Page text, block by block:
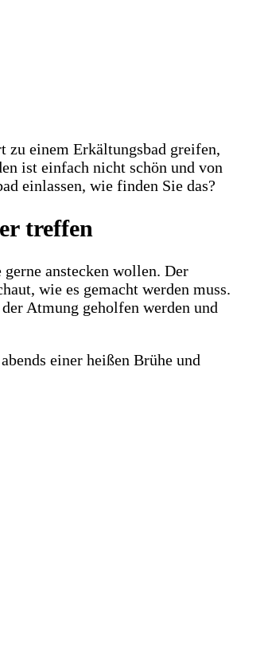
zu einem Erkältungsbad greifen,
ist einfach nicht schön und von
einlassen, wie finden Sie das?
treffen
anstecken wollen. Der
wie es gemacht werden muss.
Atmung geholfen werden und
einer heißen Brühe und